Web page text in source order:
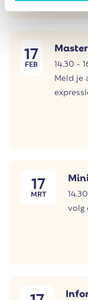
17
FEB
14.30 -
Meld je
17
MRT
volg